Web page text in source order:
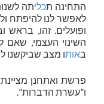
התחינה תכליתה
לאפשר לנו להיפתח
ופועלים. זהו, בראש
השינוי העצמי, שאם
באותו מצב שביקשנו
פרשת ואתחנן
ו”עשרת הדברות”.